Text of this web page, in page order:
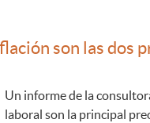
son las dos
Un informe de la
laboral son la principal